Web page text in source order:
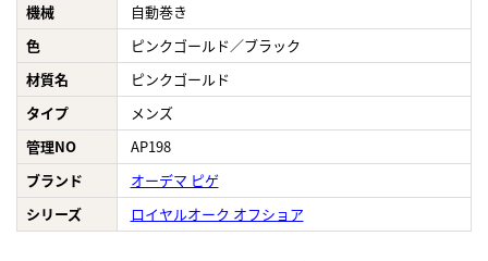
機械
自動巻き
色
ピンクゴールド／ブラック
材質名
ピンクゴールド
タイプ
メンズ
管理NO
AP198
ブランド
オーデマ ピゲ
シリーズ
ロイヤルオーク オフショア